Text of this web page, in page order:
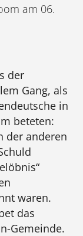
am 06.
der
Gang, als
in
beteten:
der anderen
waren.
das
Gemeinde.